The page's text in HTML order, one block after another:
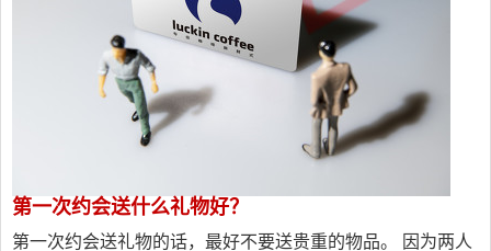
第一次约会送什么礼物好？
第一次约会送礼物的话，最好不要送贵重的物品。 因为两人